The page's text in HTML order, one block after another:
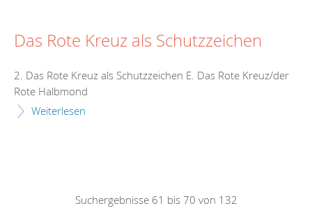
Das Rote Kreuz als Schutzzeichen
2. Das Rote Kreuz als Schutzzeichen E. Das Rote Kreuz/der
Rote Halbmond
Weiterlesen
Suchergebnisse 61 bis 70 von 132